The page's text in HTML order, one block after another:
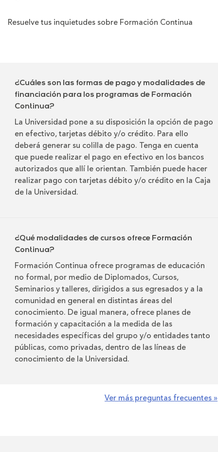
Resuelve tus inquietudes sobre Formación Continua
¿Cuáles son las formas de pago y modalidades de
financiación para los programas de Formación
Continua?
La Universidad pone a su disposición la opción de pago
en efectivo, tarjetas débito y/o crédito. Para ello
deberá generar su colilla de pago. Tenga en cuenta
que puede realizar el pago en efectivo en los bancos
autorizados que allí le orientan. También puede hacer
realizar pago con tarjetas débito y/o crédito en la Caja
de la Universidad.
¿Qué modalidades de cursos ofrece Formación
Continua?
Formación Continua ofrece programas de educación
no formal, por medio de Diplomados, Cursos,
Seminarios y talleres, dirigidos a sus egresados y a la
comunidad en general en distintas áreas del
conocimiento. De igual manera, ofrece planes de
formación y capacitación a la medida de las
necesidades específicas del grupo y/o entidades tanto
públicas, como privadas, dentro de las líneas de
conocimiento de la Universidad.
Ver más preguntas frecuentes »